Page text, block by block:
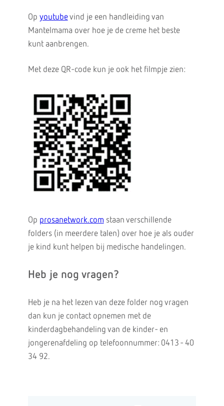
Op youtubevind je een handleiding van
Mantelmama over hoe je de creme het beste
kunt aanbrengen.
Met deze QR-code kun je ook het filmpje zien:
Op prosanetwork.com staan verschillende
folders (in meerdere talen) over hoe je als ouder
je kind kunt helpen bij medische handelingen.
Heb je nog vragen?
Heb je na het lezen van deze folder nog vragen
dan kun je contact opnemen met de
kinderdagbehandeling van de kinder- en
jongerenafdeling op telefoonnummer: 0413 - 40
34 92.